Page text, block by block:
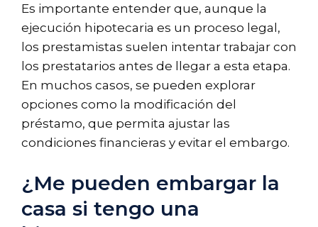
Es importante entender que, aunque la
ejecución hipotecaria es un proceso legal,
los prestamistas suelen intentar trabajar con
los prestatarios antes de llegar a esta etapa.
En muchos casos, se pueden explorar
opciones como la modificación del
préstamo, que permita ajustar las
condiciones financieras y evitar el embargo.
¿Me pueden embargar la
casa si tengo una